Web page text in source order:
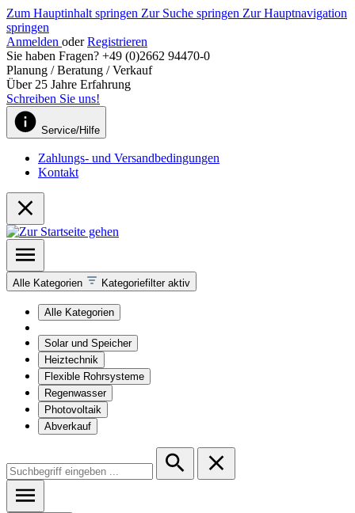
Zum Hauptinhalt springen Zur Suche springen Zur Hauptnavigation
springen
Anmelden oder Registrieren
Sie haben Fragen? +49 (0)2662 94470-0
Planung / Beratung / Verkauf
Über 25 Jahre Erfahrung
Schreiben Sie uns!
Service/Hilfe
Zahlungs- und Versandbedingungen
Kontakt
Alle Kategorien Kategoriefilter aktiv
Alle Kategorien
Solar und Speicher
Heiztechnik
Flexible Rohrsysteme
Regenwasser
Photovoltaik
Abverkauf